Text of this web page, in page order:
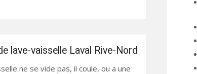
lave-vaisselle Laval Rive-Nord
ne se vide pas, il coule, ou a une